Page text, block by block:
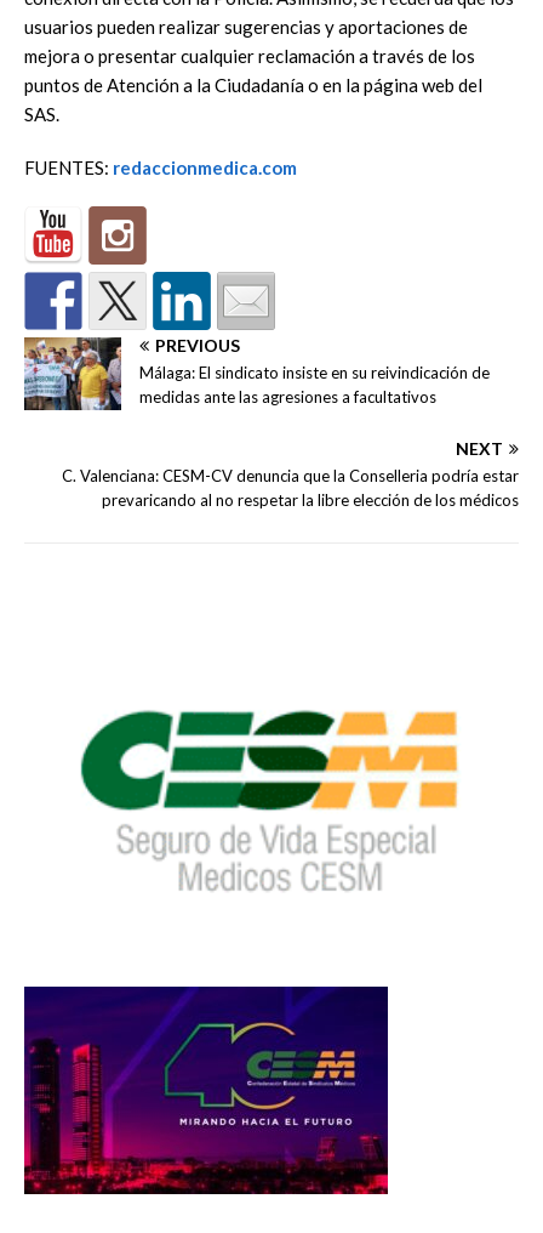
usuarios pueden realizar sugerencias y aportaciones de
mejora o presentar cualquier reclamación a través de los
puntos de Atención a la Ciudadanía o en la página web del
SAS.
FUENTES: redaccionmedica.com
PREVIOUS
Málaga: El sindicato insiste en su reivindicación de
medidas ante las agresiones a facultativos
NEXT
C. Valenciana: CESM-CV denuncia que la Conselleria podría estar
prevaricando al no respetar la libre elección de los médicos